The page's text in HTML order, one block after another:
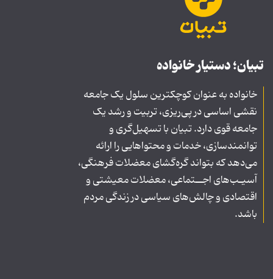
تبیان؛ دستیار خانواده
خانواده به عنوان کوچکترین سلول یک جامعه
نقشی اساسی در پی‌ریزی، تربیت و رشد یک
جامعه قوی دارد. تبیان با تسهیل‌گری و
توانمندسازی، خدمات و محتواهایی را ارائه
می‌دهد که بتواند گره‌گشای معضلات فرهنگی،
آسیـب‌های اجــتماعی، معضلات معیشتی و
اقتصادی و چالش‌های سیاسی در زندگی مردم
باشد.